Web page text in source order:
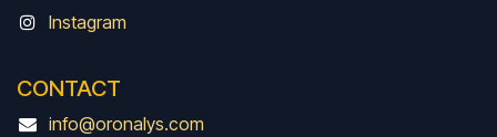
Instagram
CONTACT
info@oronalys.com